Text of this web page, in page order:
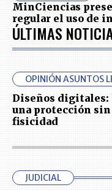
MinCiencias
regular el uso de
ÚLTIMAS
OPINIÓN ASUNTOS
Diseños digitales:
una protección sin
fisicidad
JUDICIAL